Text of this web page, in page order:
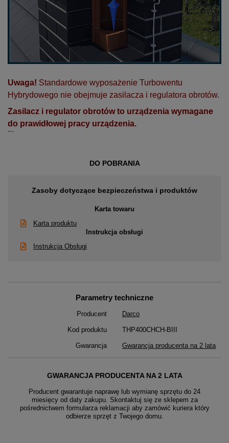
Uwaga! Standardowe wyposażenie Turbowentu
Hybrydowego nie obejmuje zasilacza i regulatora obrotów.
Zasilacz i regulator obrotów to urządzenia wymagane
do prawidłowej pracy urządzenia.
```
DO POBRANIA
Zasoby dotyczące bezpieczeństwa i produktów
Karta towaru
Karta produktu
Instrukcja obsługi
Instrukcja Obsługi
Parametry techniczne
Producent Darco
Kod produktu THP400CHCH-BIII
Gwarancja Gwarancja producenta na 2 lata
GWARANCJA PRODUCENTA NA 2 LATA
Producent gwarantuje naprawę lub wymianę sprzętu do 24
miesięcy od daty zakupu. Skontaktuj się ze sklepem za
pośrednictwem formularza reklamacji aby zamówić kuriera który
odbierze sprzęt z Twojego domu.